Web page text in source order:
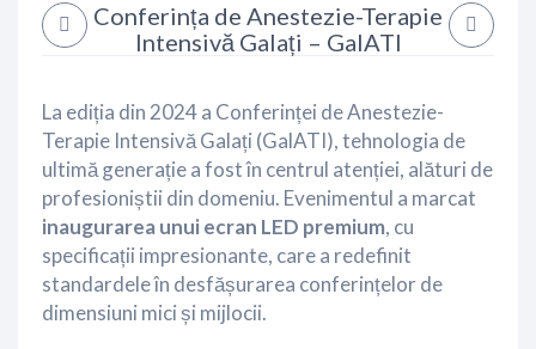
Conferința de Anestezie-Terapie
Intensivă Galați – GalATI
La ediția din 2024 a Conferinței de Anestezie-
Terapie Intensivă Galați (GalATI), tehnologia de
ultimă generație a fost în centrul atenției, alături de
profesioniștii din domeniu. Evenimentul a marcat
inaugurarea unui ecran LED premium, cu
specificații impresionante, care a redefinit
standardele în desfășurarea conferințelor de
dimensiuni mici și mijlocii.